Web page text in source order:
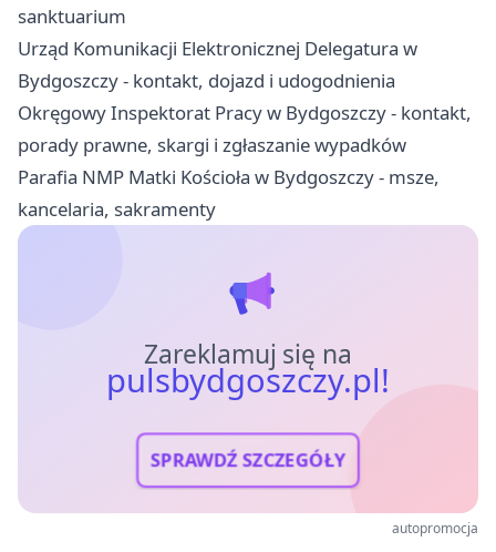
sanktuarium
Urząd Komunikacji Elektronicznej Delegatura w
Bydgoszczy - kontakt, dojazd i udogodnienia
Okręgowy Inspektorat Pracy w Bydgoszczy - kontakt,
porady prawne, skargi i zgłaszanie wypadków
Parafia NMP Matki Kościoła w Bydgoszczy - msze,
kancelaria, sakramenty
Zareklamuj się na
pulsbydgoszczy.pl!
SPRAWDŹ SZCZEGÓŁY
autopromocja